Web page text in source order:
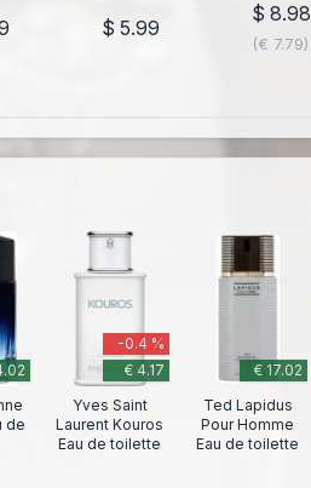
$ 5.99
$ 8.98
(€ 7.79)
de
-0.4 %
€ 4.17
Yves Saint
Laurent Kouros
Eau de toilette
€ 17.02
Ted Lapidus
Pour Homme
Eau de toilette